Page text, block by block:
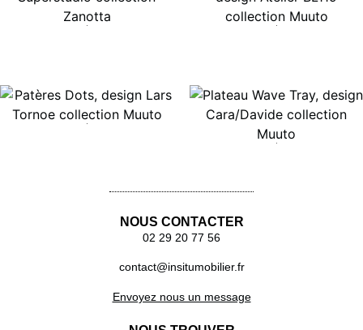
NOUS CONTACTER
02 29 20 77 56
contact@insitumobilier.fr
Envoyez nous un message